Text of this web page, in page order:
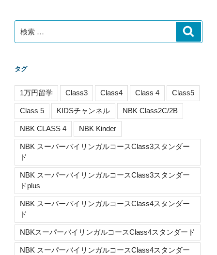
ン
索:
タグ
1万円留学 Class3 Class4 Class 4 Class5
Class 5 KIDSチャンネル NBK Class2C/2B
NBK CLASS 4 NBK Kinder
NBK スーパーバイリンガルコースClass3スタンダー
ド
NBK スーパーバイリンガルコースClass3スタンダー
ドplus
NBK スーパーバイリンガルコースClass4スタンダー
ド
NBKスーパーバイリンガルコースClass4スタンダード
NBK スーパーバイリンガルコースClass4スタンダー